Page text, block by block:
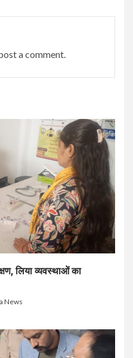
a comment.
लिया व्यवस्थाओं का
News